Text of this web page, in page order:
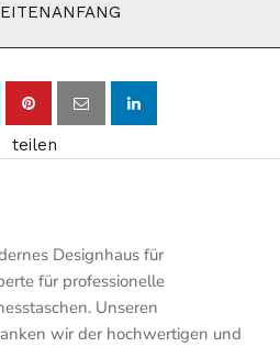
teilen
Designhaus für
für professionelle
Unseren
wir der hochwertigen und